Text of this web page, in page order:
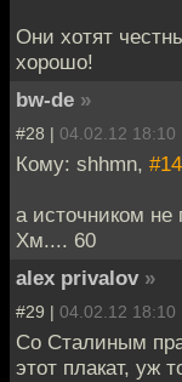
Они хотят
хорошо!
bw-de »
#28 | 04.02.12 18:10
Кому: shhmn, #14
а источником
Хм.... 60
alex privalov »
#29 | 04.02.12 18:10
Со Сталиным
этот плакат, уж